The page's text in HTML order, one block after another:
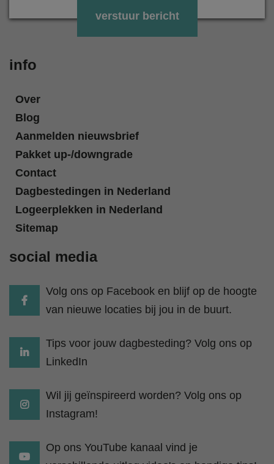
info
Over
Blog
Aanmelden nieuwsbrief
Pakket up-/downgrade
Contact
Dagbestedingen in Nederland
Logeerplekken in Nederland
Sitemap
social media
Volg ons op Facebook en blijf op de hoogte
van nieuwe locaties bij jou in de buurt.
Tips voor jouw dagbesteding? Volg ons op
LinkedIn
Wil jij geïnspireerd worden? Volg ons op
Instagram!
Op ons YouTube kanaal vind je